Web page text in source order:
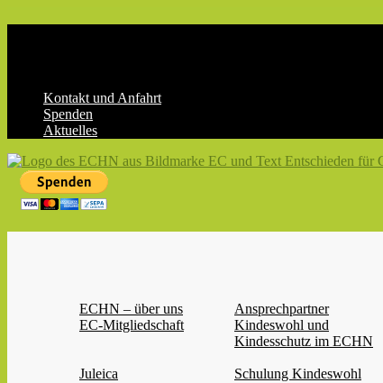
Kontakt und Anfahrt
Spenden
Aktuelles
ECHN
EC-
ECHN – über uns
Ansprechpartner
EC-Mitgliedschaft
Kindeswohl und
Kindesschutz im ECHN
Juleica
Schulung Kindeswohl